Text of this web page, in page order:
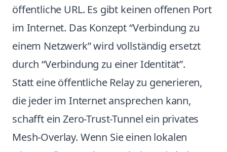
öffentliche URL. Es gibt keinen offenen Port
im Internet. Das Konzept “Verbindung zu
einem Netzwerk” wird vollständig ersetzt
durch “Verbindung zu einer Identität”.
Statt eine öffentliche Relay zu generieren,
die jeder im Internet ansprechen kann,
schafft ein Zero-Trust-Tunnel ein privates
Mesh-Overlay. Wenn Sie einen lokalen